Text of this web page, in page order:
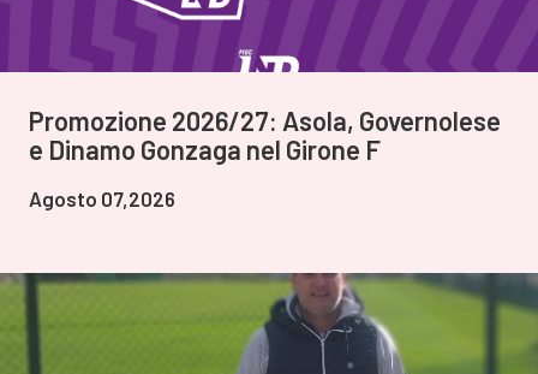
Promozione 2026/27: Asola, Governolese
e Dinamo Gonzaga nel Girone F
Agosto 07,2026